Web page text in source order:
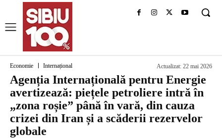
Economie Internațional Actualizat: 22 mai 2026
Agenția Internațională pentru Energie
avertizează: piețele petroliere intră în
„zona roșie” până în vară, din cauza
crizei din Iran și a scăderii rezervelor
globale